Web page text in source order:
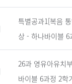
특별공과1[복음
상 - 하나바이블 6
26과 영유아유치
바이블 6과정 2학